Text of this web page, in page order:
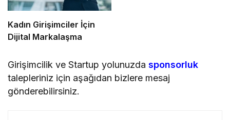
Kadın Girişimciler İçin
Dijital Markalaşma
Girişimcilik ve Startup yolunuzdasponsorluk
talepleriniz için aşağıdan bizlere mesaj
gönderebilirsiniz.